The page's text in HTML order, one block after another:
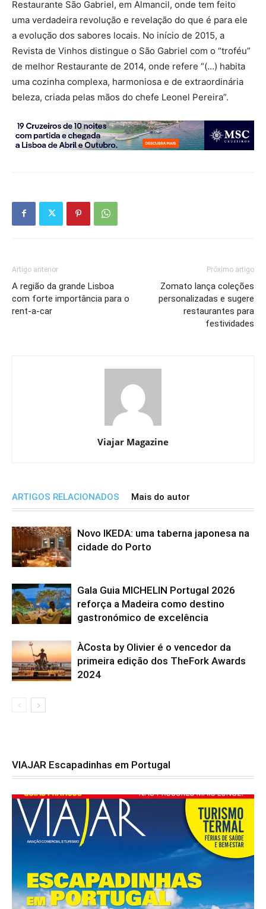
Restaurante São Gabriel, em Almancil, onde tem feito
uma verdadeira revolução e revelação do que é para ele
a evolução dos sabores locais. No início de 2015, a
Revista de Vinhos distingue o São Gabriel com o “troféu”
de melhor Restaurante de 2014, onde refere “(…) habita
uma cozinha complexa, harmoniosa e de extraordinária
beleza, criada pelas mãos do chefe Leonel Pereira”.
Artigo anterior
A região da grande Lisboa
com forte importância para o
rent-a-car
Próximo artigo
Zomato lança coleções
personalizadas e sugere
restaurantes para
festividades
Viajar Magazine
ARTIGOS RELACIONADOS Mais do autor
Novo IKEDA: uma taberna japonesa na
cidade do Porto
Gala Guia MICHELIN Portugal 2026
reforça a Madeira como destino
gastronómico de excelência
ÀCosta by Olivier é o vencedor da
primeira edição dos TheFork Awards
2024
VIAJAR Escapadinhas em Portugal